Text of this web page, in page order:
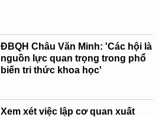
ĐBQH Châu Văn Minh: 'Các hội là
nguồn lực quan trọng trong phổ
biến tri thức khoa học'
Xem xét việc lập cơ quan xuất